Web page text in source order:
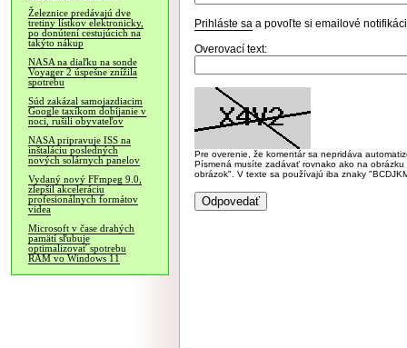
Železnice predávajú dve
tretiny lístkov elektronicky,
po donútení cestujúcich na
takýto nákup
NASA na diaľku na sonde
Voyager 2 úspešne znížila
spotrebu
Súd zakázal samojazdiacim
Google taxíkom dobíjanie v
noci, rušili obyvateľov
NASA pripravuje ISS na
inštaláciu posledných
nových solárnych panelov
Vydaný nový FFmpeg 9.0,
zlepšil akceleráciu
profesionálnych formátov
videa
Microsoft v čase drahých
pamätí sľubuje
optimalizovať spotrebu
RAM vo Windows 11
Prihláste sa a povoľte si emailové
Overovací text:
Pre overenie, že komentár sa nepridáva
Písmená musíte zadávať rovnako ako na
obrázok". V texte sa používajú iba znaky